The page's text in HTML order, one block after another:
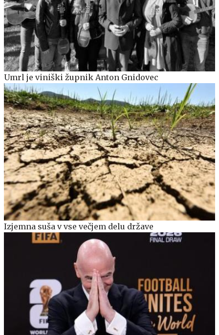
Umrl je viniški župnik Anton Gnidovec
Izjemna suša v vse večjem delu države